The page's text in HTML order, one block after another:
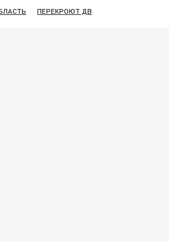
ПЕРЕКРОЮТ ДВ